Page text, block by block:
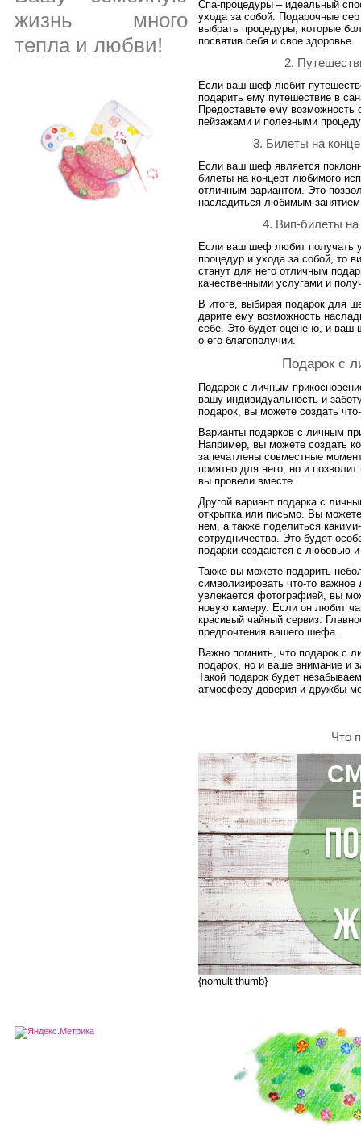
жизнь много
тепла и любви!
Спа-процедуры – идеальный
ухода за собой. Подарочные
выбрать процедуры, которые
посвятив себя и свое здоровье.
2.
Если ваш шеф любит
подарить ему путешествие в
Предоставьте ему возможность
пейзажами и полезными
3. Билеты на
Если ваш шеф является
билеты на концерт любимого
отличным вариантом. Это
насладиться любимым
4. Вип-билеты на
Если ваш шеф любит получать
процедур и ухода за собой, то
станут для него отличным
качественными услугами и
В итоге, выбирая подарок для
дарите ему возможность
себе. Это будет оценено, и ваш
о его благополучии.
Подарок с
Подарок с личным
вашу индивидуальность и
подарок, вы можете создать
Варианты подарков с личным
Например, вы можете создать
запечатлены совместные
приятно для него, но и
вы провели вместе.
Другой вариант подарка с
открытка или письмо. Вы
нем, а также поделиться
сотрудничества. Это будет
подарки создаются с любовью и
Также вы можете подарить
символизировать что-то
увлекается фотографией, вы
новую камеру. Если он любит
красивый чайный сервиз.
предпочтения вашего шефа.
Важно помнить, что подарок с
подарок, но и ваше внимание и
Такой подарок будет
атмосферу доверия и дружбы
Что
{nomultithumb}